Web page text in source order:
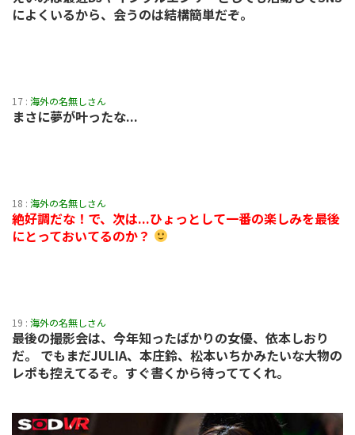
によくいるから、会うのは結構簡単だぞ。
17 : 海外の名無しさん
まさに夢が叶ったな...
18 : 海外の名無しさん
絶好調だな！で、次は...ひょっとして一番の楽しみを最後
にとっておいてるのか？
19 : 海外の名無しさん
最後の撮影会は、今年知ったばかりの女優、依本しおり
だ。 でもまだJULIA、本庄鈴、松本いちかみたいな大物の
レポも控えてるぞ。すぐ書くから待っててくれ。